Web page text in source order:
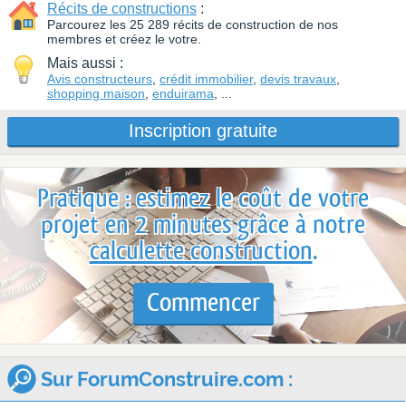
Récits de constructions :
Parcourez les 25 289 récits de construction de nos
membres et créez le votre.
Mais aussi :
Avis constructeurs crédit immobilier, devis travaux
shopping maison enduirama
Inscription gratuite
Pratique : estimez le coût de votre
projet en 2 minutes grâce à notre
calculette construction.
Commencer
Sur ForumConstruire.com :